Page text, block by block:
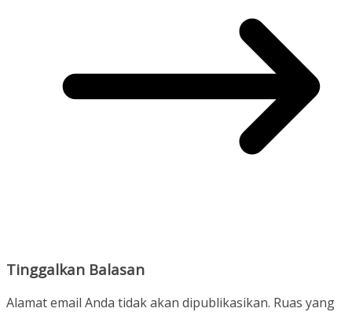
Tinggalkan Balasan
Alamat email Anda tidak akan dipublikasikan. Ruas yang